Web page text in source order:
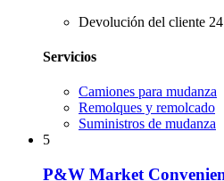
Devolución del cliente
Servicios
Camiones para mudanza
Remolques y remolcado
Suministros de mudanza
5
P&W Market